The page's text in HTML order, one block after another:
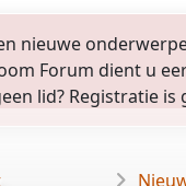
nieuwe
Forum dient u
lid? Registratie is